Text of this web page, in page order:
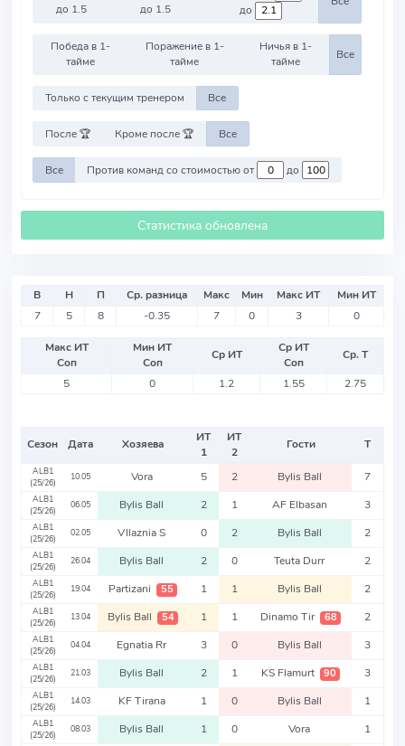
до 1.5
до 1.5
до
Победа в 1-
тайме
Поражение в 1-
тайме
Ничья в 1-
тайме
Все
Только с текущим тренером Все
После 🏆 Кроме после 🏆 Все
Все Против команд со стоимостью от до
Статистика обновлена
В Н П Ср. разница Макс Мин Макс ИТ
Мин ИТ
7
5 8 -0.35 7 0 3 0
Макс ИТ
Соп
Мин ИТ
Соп
Ср ИТ
Ср ИТ
Соп
Ср. Т
5
0 1.2 1.55 2.75
Сезон Дата Хозяева
ИТ
1
ИТ
2
Гости Т
ALB1
(25/26)
10.05 Vora 5 2 Bylis Ball 7
ALB1
(25/26)
06.05 Bylis Ball 2 1 AF Elbasan 3
ALB1
(25/26)
02.05 Vllaznia S 0 2 Bylis Ball 2
ALB1
(25/26)
26.04 Bylis Ball 2 0 Teuta Durr 2
ALB1
(25/26)
19.04 Partizani 55 1 1 Bylis Ball 2
ALB1
(25/26)
13.04 Bylis Ball 54 1 1 Dinamo Tir 68 2
ALB1
(25/26)
04.04 Egnatia Rr 3 0 Bylis Ball 3
ALB1
(25/26)
21.03 Bylis Ball 2 1 KS Flamurt 90 3
ALB1
(25/26)
14.03 KF Tirana 1 0 Bylis Ball 1
ALB1
(25/26)
08.03 Bylis Ball 1 0 Vora 1